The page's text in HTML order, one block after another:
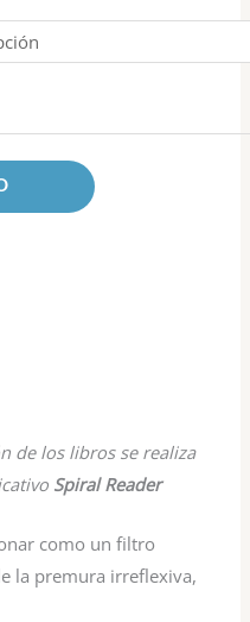
de los libros se realiza
Spiral Reader
como un filtro
la premura irreflexiva,